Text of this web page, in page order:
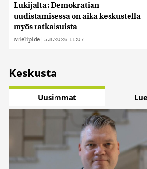
Lukijalta: Demokratian
uudistamisessa on aika keskustella
myös ratkaisuista
Mielipide | 5.8.2026 11:07
Keskusta
Uusimmat